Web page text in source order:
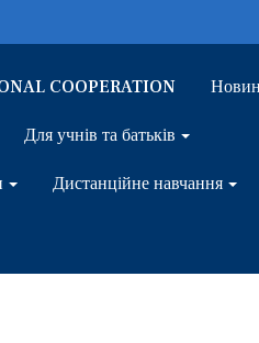
COOPERATION
Для учнів та батьків
Дистанційне навчання